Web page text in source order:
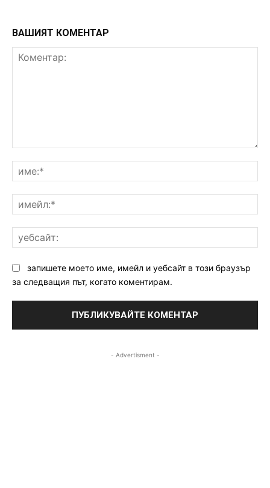
ВАШИЯТ КОМЕНТАР
запишете моето име, имейл и уебсайт в този браузър
за следващия път, когато коментирам.
- Advertisment -